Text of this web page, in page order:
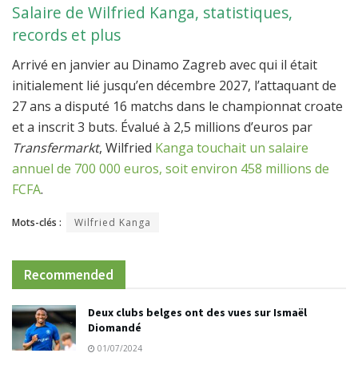
Salaire de Wilfried Kanga, statistiques,
records et plus
Arrivé en janvier au Dinamo Zagreb avec qui il était
initialement lié jusqu’en décembre 2027, l’attaquant de
27 ans a disputé 16 matchs dans le championnat croate
et a inscrit 3 buts. Évalué à 2,5 millions d’euros par
Transfermarkt, Wilfried Kanga touchait un salaire
annuel de 700 000 euros, soit environ 458 millions de
FCFA.
Mots-clés : Wilfried Kanga
Recommended
Deux clubs belges ont des vues sur Ismaël
Diomandé
01/07/2024